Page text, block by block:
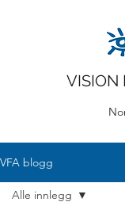
VISION
VFA blogg
Alle innlegg